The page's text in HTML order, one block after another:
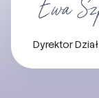
Dyrektor